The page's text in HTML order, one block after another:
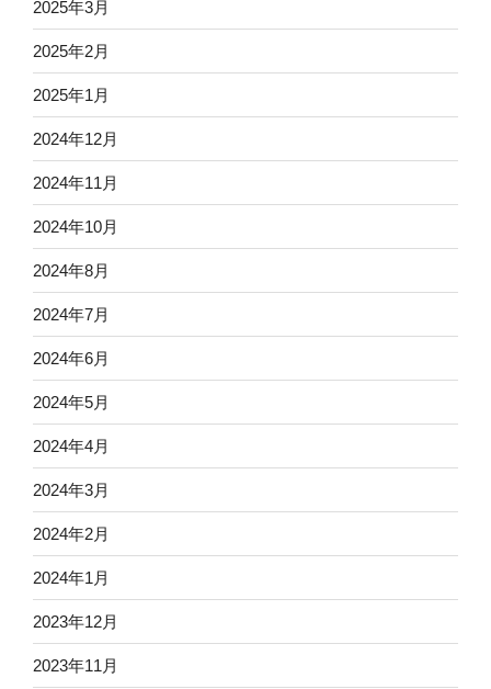
2025年3月
2025年2月
2025年1月
2024年12月
2024年11月
2024年10月
2024年8月
2024年7月
2024年6月
2024年5月
2024年4月
2024年3月
2024年2月
2024年1月
2023年12月
2023年11月